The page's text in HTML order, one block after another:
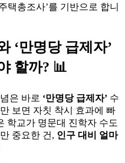
택총조사’를 기반으로 합니
‘만명당 급제자’
할까? 📊
은 바로 ‘만명당 급제자’ 수
보면 자칫 착시 효과에 빠
학교가 명문대 진학자 수도
중요한 건, 인구 대비 얼마